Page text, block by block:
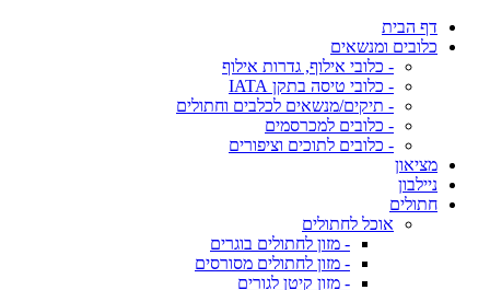
דף הבית
כלובים ומנשאים
- כלובי אילוף, גדרות אילוף
- כלובי טיסה בתקן IATA
- תיקים/מנשאים לכלבים וחתולים
- כלובים למכרסמים
- כלובים לתוכים וציפורים
מציאון
ניילבון
חתולים
אוכל לחתולים
- מזון לחתולים בוגרים
- מזון לחתולים מסורסים
- מזון קיטן לגורים